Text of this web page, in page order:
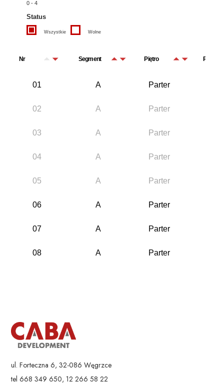
0 -4
Status
Wszystkie Wolne
Nr Segment Piętro
01 A Parter
02 A Parter
03 A Parter
04 A Parter
05 A Parter
06 A Parter
07 A Parter
08 A Parter
12
13
ul. Forteczna 6, 32-086 Węgrzce
tel 668 349 650, 12 266 58 22